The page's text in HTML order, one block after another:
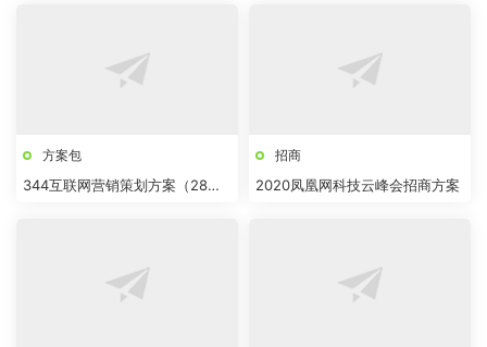
方案包
344互联网营销策划方案（28
招商
2020凤凰网科技云峰会招商方案